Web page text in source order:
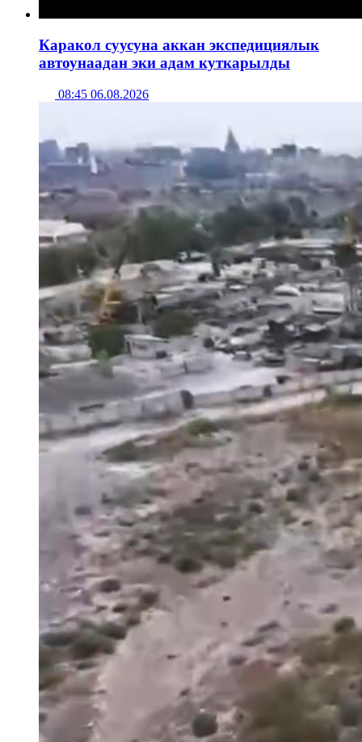
Каракол суусуна аккан экспедициялык
автоунаадан эки адам куткарылды
08:45 06.08.2026